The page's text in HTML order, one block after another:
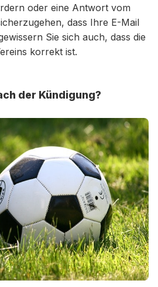
oder eine Antwort vom
dass Ihre E-Mail
Sie sich auch, dass die
korrekt ist.
der Kündigung?